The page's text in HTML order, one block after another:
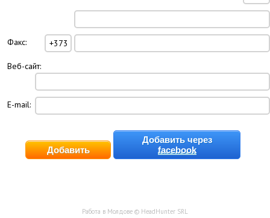
Факс:
Веб-сайт:
E-mail:
Добавить через
facebook
Работа в Молдове © HeadHunter SRL